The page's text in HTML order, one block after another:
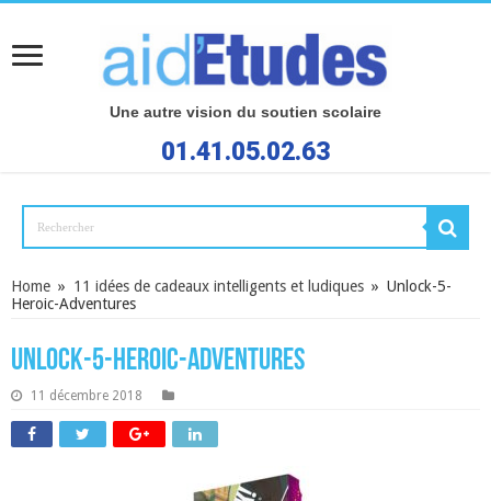
Une autre vision du soutien scolaire
01.41.05.02.63
Home » 11 idées de cadeaux intelligents et ludiques » Unlock-5-
Heroic-Adventures
Unlock-5-Heroic-Adventures
11 décembre 2018